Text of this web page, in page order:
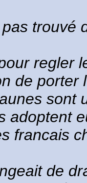
trouvé
regler
de porter
sont
adoptent
francais
de